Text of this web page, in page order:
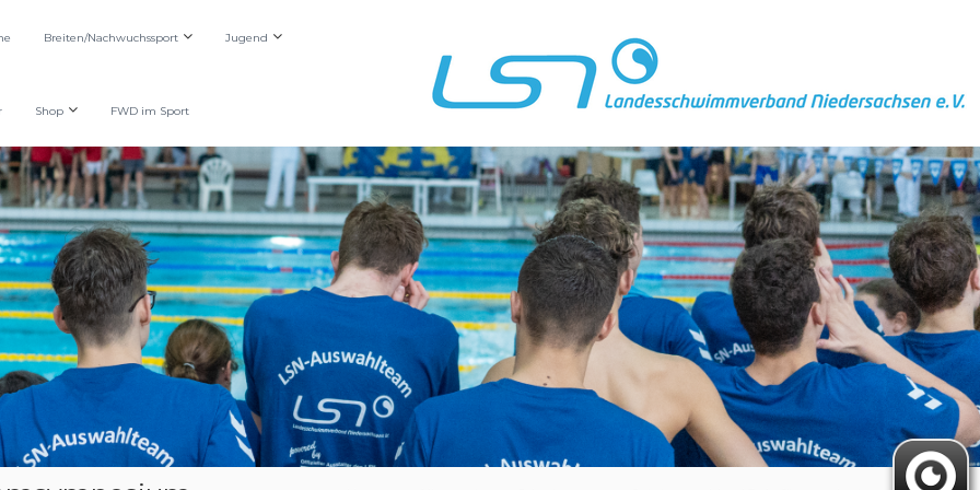
Breiten/Nachwuchssport Jugend
Shop FWD im Sport